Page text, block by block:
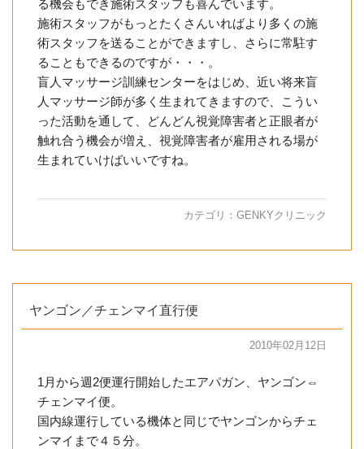
る機会もでき施術スタッフも喜んでいます。
施術スタッフがもっとたくさんいればより多くの施
術スタッフを送ることができますし、さらに常駐す
ることもできるのですが・・・。
盲人マッサージ訓練センターをはじめ、近い将来盲
人マッサージ師が多く生まれてきますので、こうい
った活動を通して、どんどん視覚障害者と正眼者が
触れ合う機会が増え、視覚障害者が雇用される場が
生まれていけばいいですね。
カテゴリ： GENKYクリニック
ヤンゴン／チェンマイ直行便
2010年02月12日
1月から週2便運行開始したエアパガン、ヤンゴン⇔
チェンマイ便。
国内線運行している機体と同じでヤンゴンからチェ
ンマイまで４５分。